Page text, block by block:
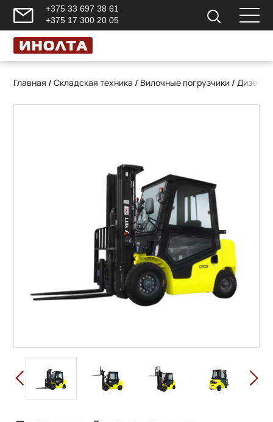
+375 33 697 38 61
+375 17 300 20 05
Главная /Складская техника / Вилочные погрузчики /